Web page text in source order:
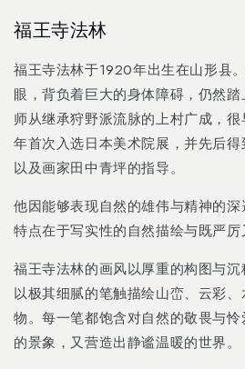
content
福王寺法林
福王寺法林于1920年出生在山形县
眼，背负着巨大的身体障碍，仍然
师从继承狩野派流脉的上村广成，
年首次入选日本美术院展，并先后
以及画家田中青坪的指导。
他因能够表现自然的雄伟与精神的
特点在于写实性的自然描绘与既严厉
福王寺法林的画风以厚重的构图与
以极其细腻的笔触描绘山峦、云彩
物。每一笔都饱含对自然的敬畏与
的景象，又营造出静谧温暖的世界。